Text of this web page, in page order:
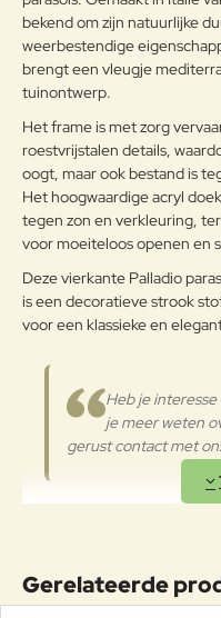
Aluminium
Note:HTML-
Waardering:
Waarderin
g:
Slecht
Verder
bekend om zijn natuurlijke
weerbestendige
brengt een vleugje
tuinontwerp.
Het frame is met zorg
roestvrijstalen details,
oogt, maar ook bestand is
Het hoogwaardige acryl
tegen zon en verkleuring,
voor moeiteloos openen en
Deze vierkante Palladio
is een decoratieve strook
voor een klassieke en
Heb je
je meer weten
gerust contact met
afmeting200x200cm,
en400x400cm.
Gerelateerde